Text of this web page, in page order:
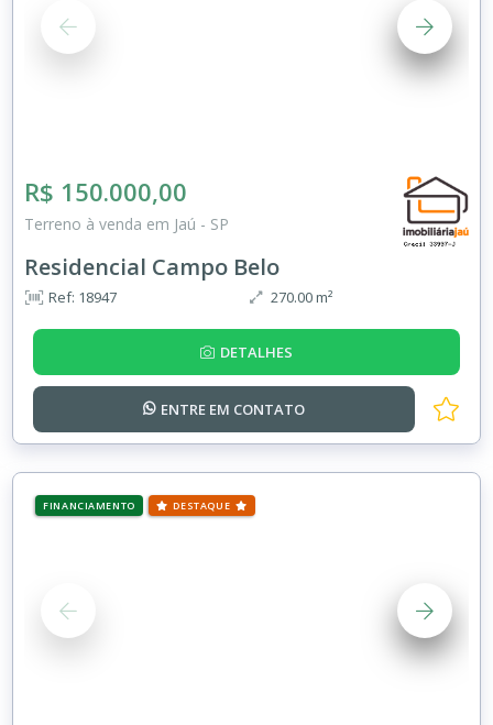
R$ 150.000,00
Terreno à venda em Jaú - SP
Residencial Campo Belo
Ref: 18947 270.00 m²
DETALHES
ENTRE EM CONTATO
FINANCIAMENTO DESTAQUE